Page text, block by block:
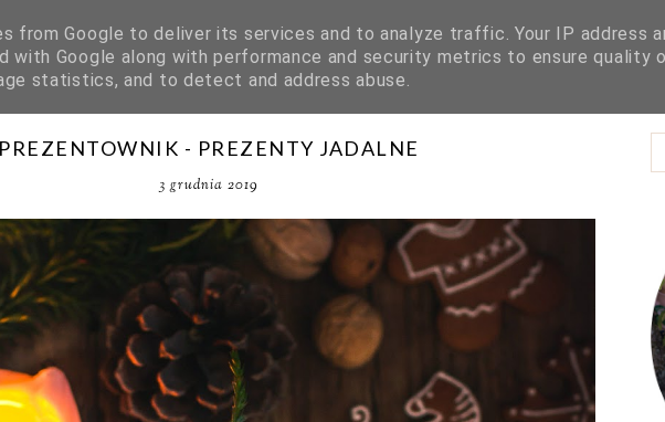
WSPÓŁPRACA
PREZENTOWNIK - PREZENTY JADALNE
3 grudnia 2019
from Google to deliver its services and to analyze traffic. Your IP address
with Google along with performance and security metrics to ensure quality
statistics, and to detect and address abuse.